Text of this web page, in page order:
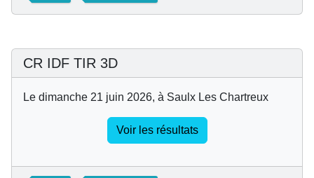
CR IDF TIR 3D
Le dimanche 21 juin 2026, à Saulx Les Chartreux
Voir les résultats